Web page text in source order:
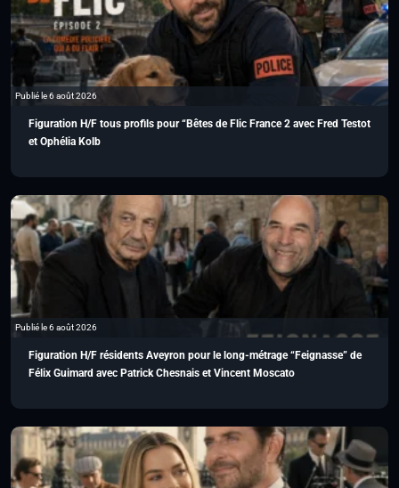
Publié le 6 août 2026
Figuration H/F tous profils pour “Bêtes de Flic France 2 avec Fred Testot
et Ophélia Kolb
Publié le 6 août 2026
Figuration H/F résidents Aveyron pour le long-métrage “Feignasse” de
Félix Guimard avec Patrick Chesnais et Vincent Moscato